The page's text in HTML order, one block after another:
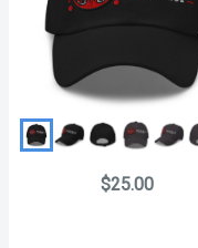
$25.00